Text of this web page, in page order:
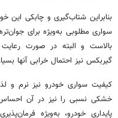
بنابراین شتاب‌گیری و چابکی این
سواری مطلوبی به‌ویژه برای
بالاست و البته در صورت
گیربکس نیز احتمال خرابی آنها
کیفیت سواری خودرو نیز نرم و
خشکی نسبی را نیز در آن احساس
پایداری خودرو، به‌ویژه